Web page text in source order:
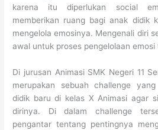
karena itu diperlukan social
memberikan ruang bagi anak didik
mengelola emosinya. Mengenali diri
awal untuk proses pengelolaan emosi
Di jurusan Animasi SMK Negeri 11
merupakan sebuah challenge
didik baru di kelas X Animasi agar
dirinya. Di dalam challenge
pengantar tentang pentingnya